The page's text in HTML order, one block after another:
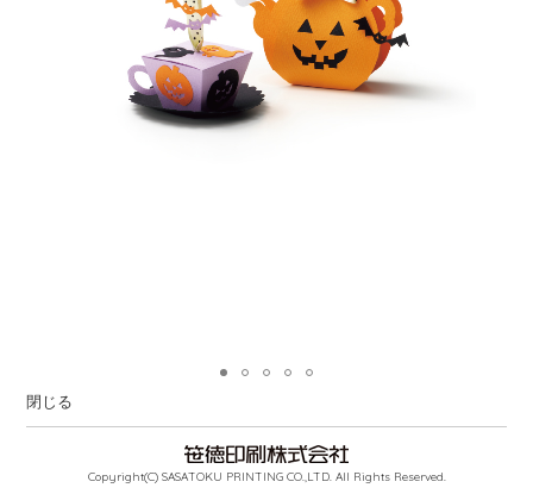
閉じる
Copyright(C) SASATOKU PRINTING CO.,LTD. All Rights Reserved.